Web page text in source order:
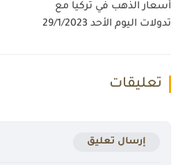
أسعار الذهب في تركيا مع
تدولات اليوم الأحد 29/1/2023
تعليقات
إرسال تعليق